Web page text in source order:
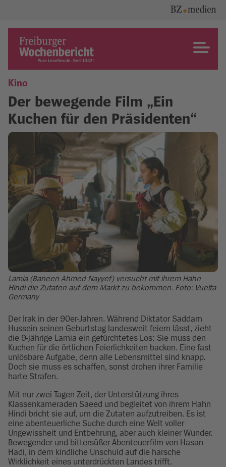
content
Freiburger Wochenbericht
Kino
Der bewegende Film „Ein
Kuchen für den Präsidenten“
Lamia (Baneen Ahmed Nayyef) versucht mit ihrem Hahn
Hindi die Zutaten auf dem Markt zu bekommen. Foto: Vuelta
Germany
Der Irak in der 90er-Jahren. Während Diktator Saddam
Hussein seinen Geburtstag landesweit feiern lässt, zieht
die 9-jährige Lamia ein gefürchtetes Los: Sie muss den
Kuchen für die örtlichen Feierlichkeiten backen. Eine fast
unlösbare Aufgabe, denn alle Lebensmittel sind knapp.
Doch sie muss es schaffen, sonst drohen ihrer Familie
harte Strafen.
Mit nur zwei Tagen Zeit, der Unterstützung ihres
Klassenkameraden Saeed und begleitet von ihrem Hahn
Hindi bricht sie auf, um die Zutaten aufzutreiben. Es ist
eine abenteuerliche Suche durch eine Welt voller
Ungewissheit und Entbehrung, aber auch kleiner Wunder.
Bewegender und bittersüßer Abenteuerfilm von Hasan
Hadi, in dem kindliche Unschuld auf die harsche
Wirklichkeit eines unterdrückten Landes trifft.